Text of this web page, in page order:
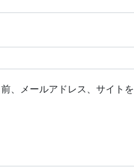
、メールアドレス、サイトを